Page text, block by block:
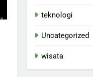
teknologi
Uncategorized
wisata